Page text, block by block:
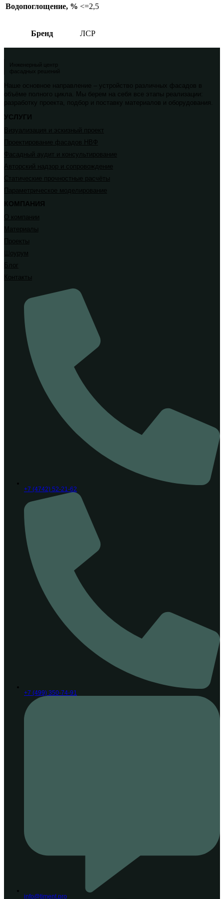
Водопоглощение, % <=2,5
Бренд ЛСР
Инженерный центр
фасадных решений
Наше основное направление – устройство различных фасадов в
объёме полного цикла. Мы берем на себя все этапы реализации:
разработку проекта, подбор и поставку материалов и оборудования.
УСЛУГИ
Визуализация и эскизный проект
Проектирование фасадов НВФ
Фасадный аудит и консультирование
Авторский надзор и сопровождение
Статические прочностные расчёты
Параметрическое моделирование
КОМПАНИЯ
О компании
Материалы
Проекты
Шоурум
Блог
Контакты
+7 (4742) 52-21-62
+7 (499) 350-74-91
info@timent.pro